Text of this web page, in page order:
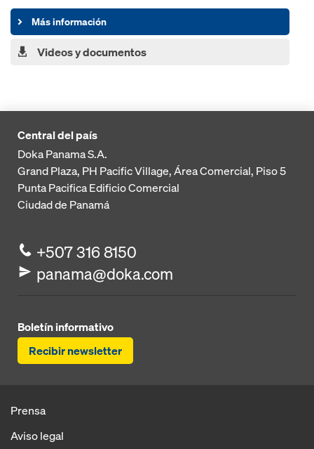
Más información
Videos y documentos
Central del país
Doka Panama S.A.
Grand Plaza, PH Pacific Village, Área Comercial, Piso 5
Punta PacificaEdificio Comercial
Ciudad de Panamá
+507 316 8150
panama@doka.com
Boletín informativo
Recibir newsletter
Prensa
Aviso legal